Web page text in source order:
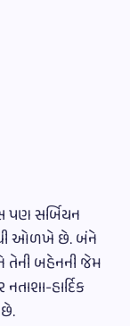
પણ સર્બિયન
ઓળખે છે. બંને
તેની બહેનની જેમ
હાર્દિક